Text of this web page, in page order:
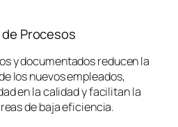
Procesos
y documentados reducen la
los nuevos empleados,
en la calidad y facilitan la
de baja eficiencia.